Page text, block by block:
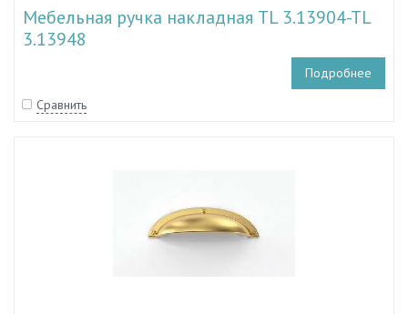
Мебельная ручка накладная TL 3.13904-TL
3.13948
Подробнее
Сравнить